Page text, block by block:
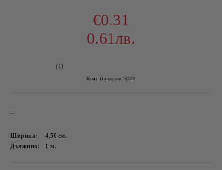
€0.31
0.61лв.
(1)
Код: Панделки10382
..
Ширина: 4,50 см.
Дължина:
1м.